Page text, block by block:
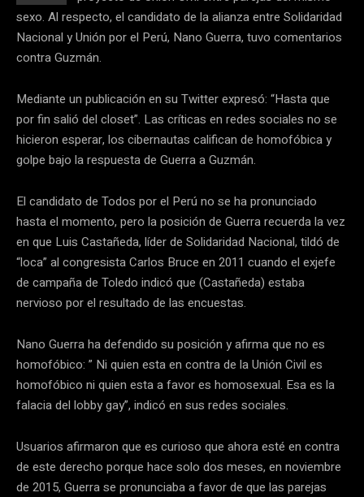
sexo. Al respecto, el candidato de la alianza entre Solidaridad
Nacional y Unión por el Perú, Nano Guerra, tuvo comentarios
contra Guzmán.
Mediante un publicación en su Twitter expresó: “Hasta que
por fin salió del closet”. Las críticas en redes sociales no se
hicieron esperar, los cibernautas califican de homofóbica y
golpe bajo la respuesta de Guerra a Guzmán.
El candidato de Todos por el Perú no se ha pronunciado
hasta el momento, pero la posición de Guerra recuerda la vez
en que Luis Castañeda, líder de Solidaridad Nacional, tildó de
“loca” al congresista Carlos Bruce en 2011 cuando el exjefe
de campaña de Toledo indicó que (Castañeda) estaba
nervioso por el resultado de las encuestas.
Nano Guerra ha defendido su posición y afirma que no es
homofóbico: ” Ni quien esta en contra de la Unión Civil es
homofóbico ni quien esta a favor es homosexual. Esa es la
falacia del lobby gay”, indicó en sus redes sociales.
Usuarios afirmaron que es curioso que ahora esté en contra
de este derecho porque hace solo dos meses, en noviembre
de 2015, Guerra se pronunciaba a favor de que las parejas